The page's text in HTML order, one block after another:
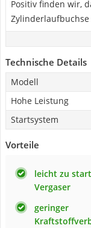
Positiv finden wir,
Zylinderlaufbuchse
Technische Details
Modell
Hohe Leistung
Startsystem
Vorteile
leicht zu
Vergaser
geringer